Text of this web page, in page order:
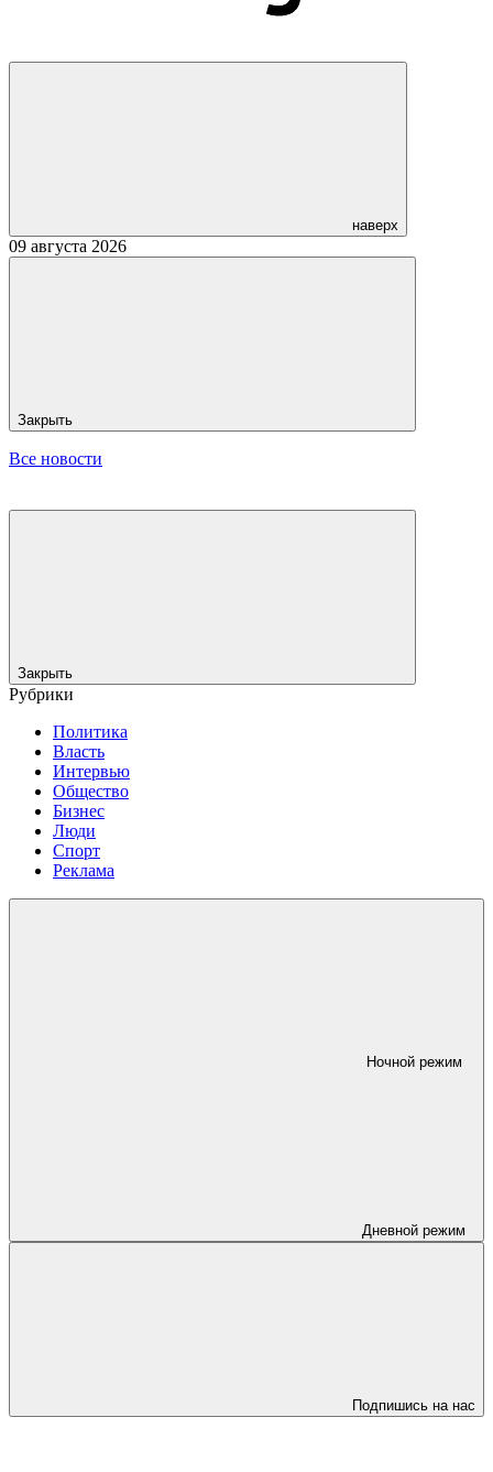
наверх
09 августа 2026
Закрыть
Все новости
Закрыть
Рубрики
Политика
Власть
Интервью
Общество
Бизнес
Люди
Спорт
Реклама
Ночной режим
Дневной режим
Подпишись на нас